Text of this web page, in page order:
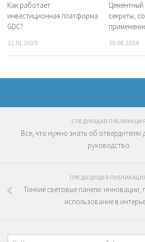
Как работает
инвестиционная платформа
GDC?
22.01.2019
Цементный
секреты,
30.08.2024
СЛЕДУЮЩАЯ ПУБЛИКАЦИЯ
Все, что нужно знать об отвердителях
руководство
ПРЕДЫДУЩАЯ
Тонкие световые панели: инновации,
использование в